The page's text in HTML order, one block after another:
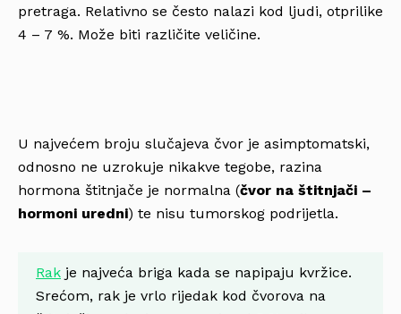
pretraga. Relativno se često nalazi kod ljudi, otprilike
4 – 7 %. Može biti različite veličine.
U najvećem broju slučajeva čvor je asimptomatski,
odnosno ne uzrokuje nikakve tegobe, razina
hormona štitnjače je normalna (čvor na štitnjači –
hormoni uredni) te nisu tumorskog podrijetla.
Rak je najveća briga kada se napipaju kvržice.
Srećom, rak je vrlo rijedak kod čvorova na